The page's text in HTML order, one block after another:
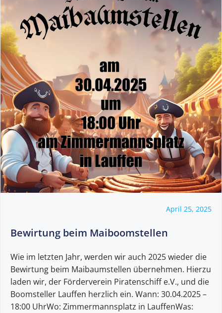
April 25, 2025
Bewirtung beim Maiboomstellen
Wie im letzten Jahr, werden wir auch 2025 wieder die
Bewirtung beim Maibaumstellen übernehmen. Hierzu
laden wir, der Förderverein Piratenschiff e.V., und die
Boomsteller Lauffen herzlich ein. Wann: 30.04.2025 –
18:00 UhrWo: Zimmermannsplatz in LauffenWas: